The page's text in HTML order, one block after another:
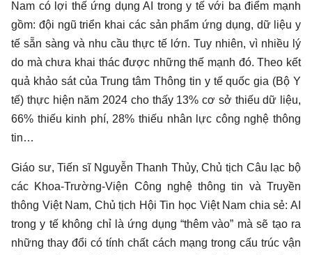
Nam có lợi thế ứng dụng AI trong y tế với ba điểm mạnh
gồm: đội ngũ triển khai các sản phẩm ứng dụng, dữ liệu y
tế sẵn sàng và nhu cầu thực tế lớn. Tuy nhiên, vì nhiều lý
do mà chưa khai thác được những thế mạnh đó. Theo kết
quả khảo sát của Trung tâm Thông tin y tế quốc gia (Bộ Y
tế) thực hiện năm 2024 cho thấy 13% cơ sở thiếu dữ liệu,
66% thiếu kinh phí, 28% thiếu nhân lực công nghệ thông
tin…
Giáo sư, Tiến sĩ Nguyễn Thanh Thủy, Chủ tịch Câu lạc bộ
các Khoa-Trường-Viện Công nghệ thông tin và Truyền
thông Việt Nam, Chủ tịch Hội Tin học Việt Nam chia sẻ: AI
trong y tế không chỉ là ứng dụng “thêm vào” mà sẽ tạo ra
những thay đổi có tính chất cách mạng trong cấu trúc vận